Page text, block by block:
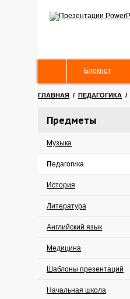
Блокнот
ГЛАВНАЯ / ПЕДАГОГИКА /
Предметы
Музыка
Педагогика
История
Литература
Английский язык
Медицина
Шаблоны презентаций
Начальная школа